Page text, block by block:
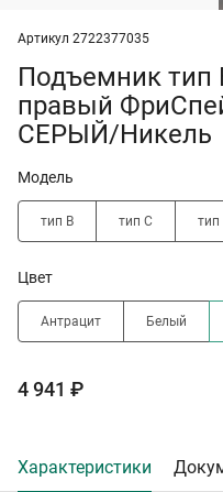
Артикул 2722377035
Подъемник тип
правый
СЕРЫЙ/Никель
Модель
тип B тип C тип
Цвет
Антрацит Белый
4 941 ₽
Характеристики